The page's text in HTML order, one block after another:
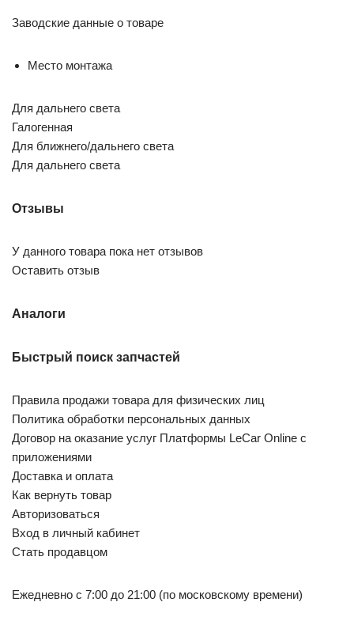
Заводские данные о товаре
Место монтажа
Для дальнего света
Галогенная
Для ближнего/дальнего света
Для дальнего света
Отзывы
У данного товара пока нет отзывов
Оставить отзыв
Аналоги
Быстрый поиск запчастей
Правила продажи товара для физических лиц
Политика обработки персональных данных
Договор на оказание услуг Платформы LeCar Online с
приложениями
Доставка и оплата
Как вернуть товар
Авторизоваться
Вход в личный кабинет
Стать продавцом
Ежедневно с 7:00 до 21:00 (по московскому времени)